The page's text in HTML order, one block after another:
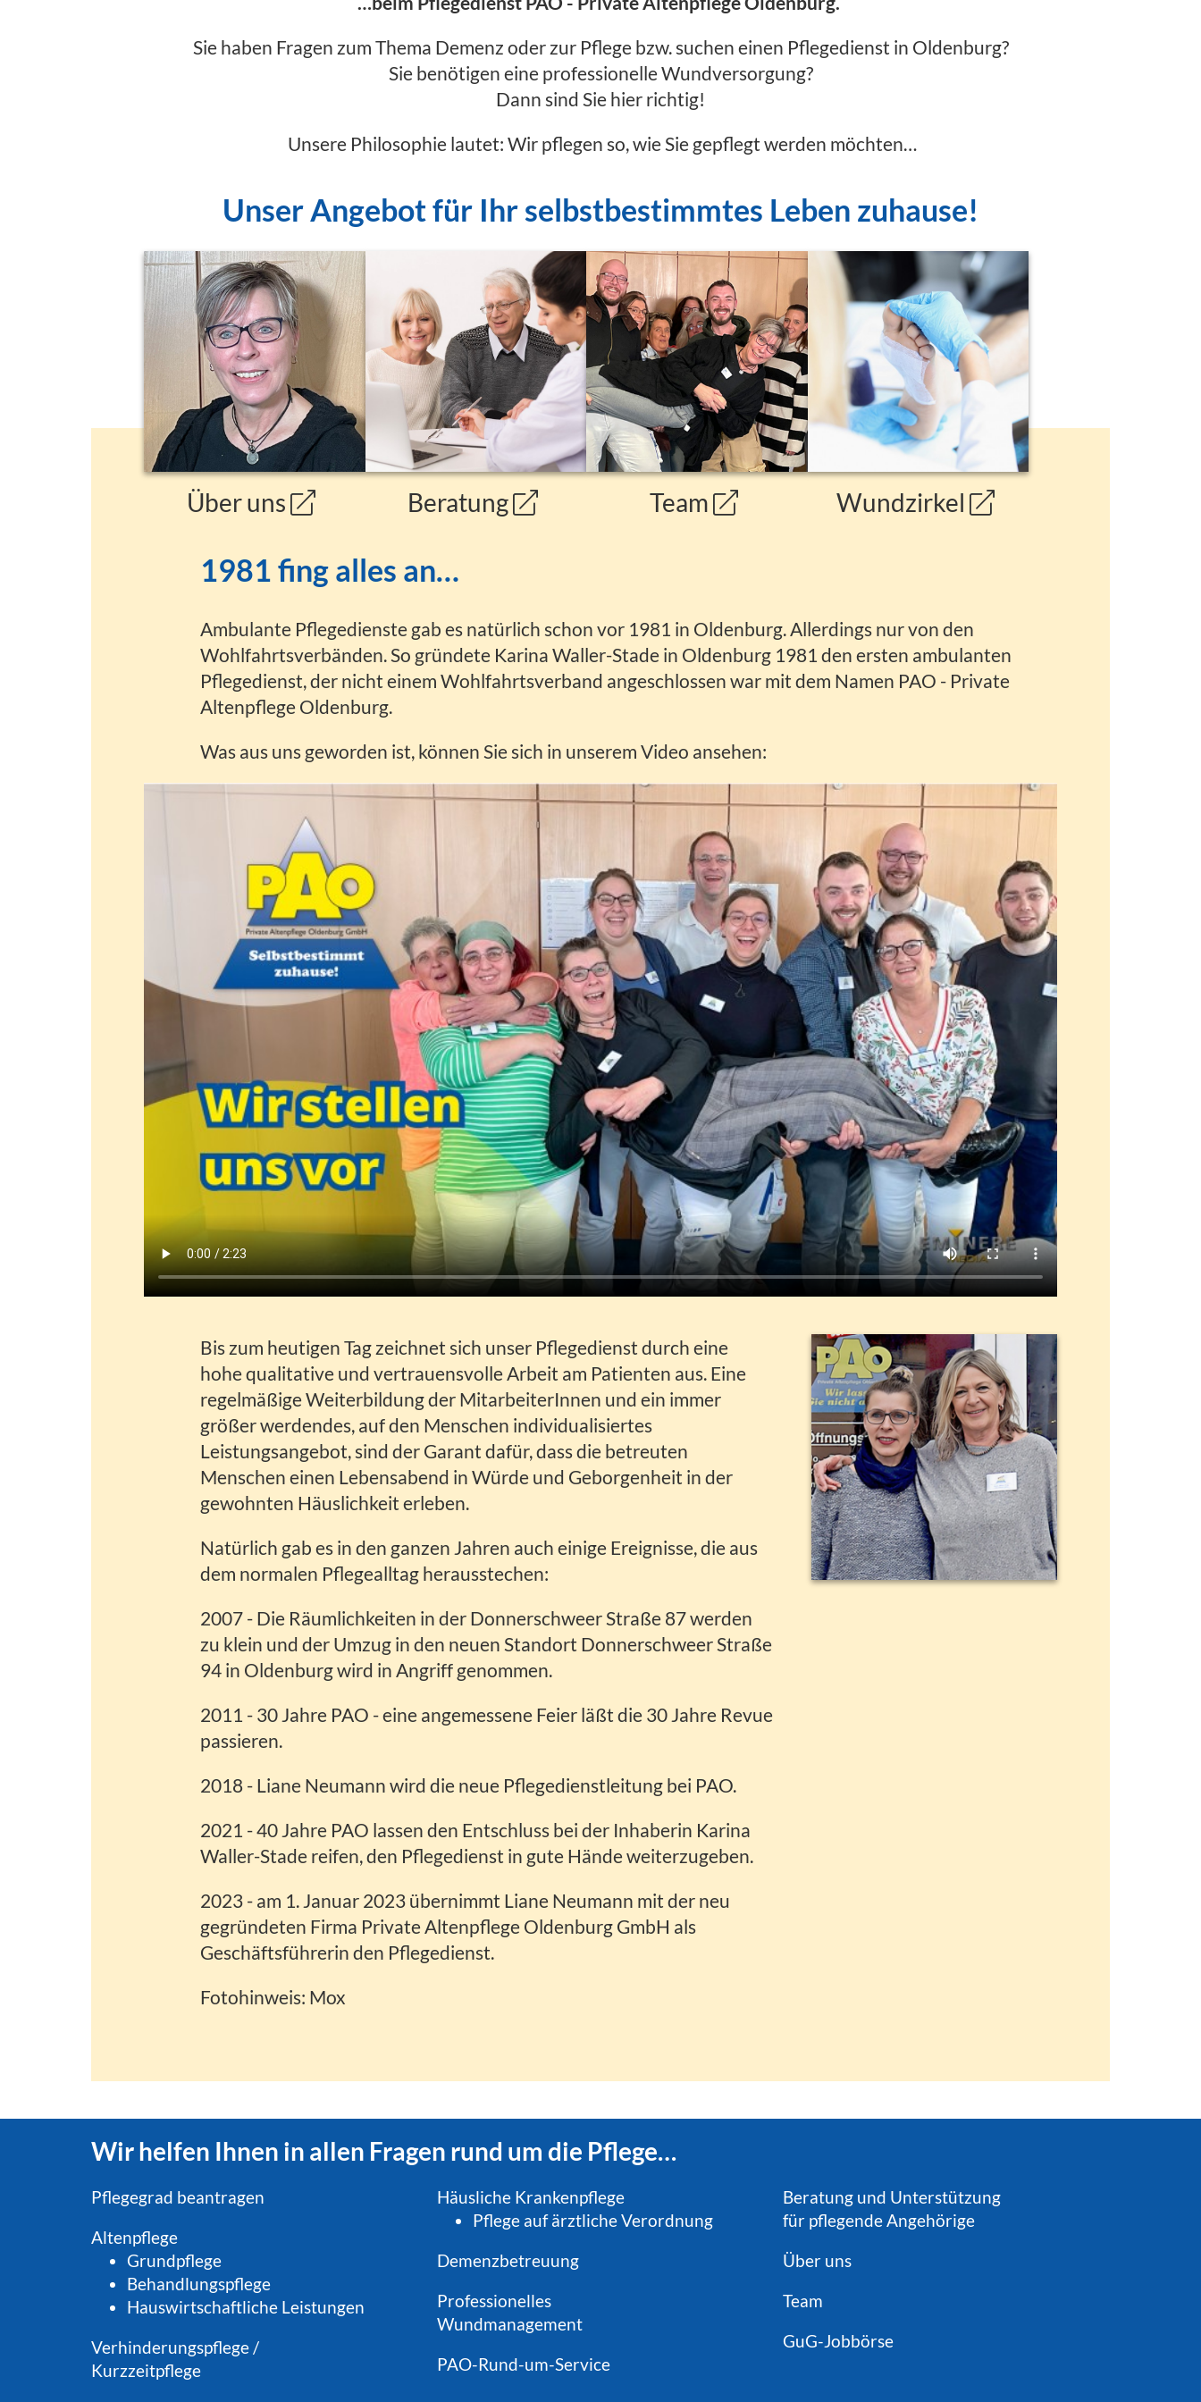
Sie haben Fragen zum Thema Demenz oder zur Pflege bzw. suchen einen Pflegedienst in Oldenburg?
Sie benötigen eine professionelle Wundversorgung?
Dann sind Sie hier richtig!
Unsere Philosophie lautet: Wir pflegen so, wie Sie gepflegt werden möchten…
Unser Angebot für Ihr selbstbestimmtes Leben zuhause!
Über uns Beratung Team Wundzirkel
1981 fing alles an…
Ambulante Pflegedienste gab es natürlich schon vor 1981 in Oldenburg. Allerdings nur von den
Wohlfahrtsverbänden. So gründete Karina Waller-Stade in Oldenburg 1981 den ersten ambulanten
Pflegedienst, der nicht einem Wohlfahrtsverband angeschlossen war mit dem Namen PAO - Private
Altenpflege Oldenburg.
Was aus uns geworden ist, können Sie sich in unserem Video ansehen:
Bis zum heutigen Tag zeichnet sich unser Pflegedienst durch eine
hohe qualitative und vertrauensvolle Arbeit am Patienten aus. Eine
regelmäßige Weiterbildung der MitarbeiterInnen und ein immer
größer werdendes, auf den Menschen individualisiertes
Leistungsangebot, sind der Garant dafür, dass die betreuten
Menschen einen Lebensabend in Würde und Geborgenheit in der
gewohnten Häuslichkeit erleben.
Natürlich gab es in den ganzen Jahren auch einige Ereignisse, die aus
dem normalen Pflegealltag herausstechen:
2007 - Die Räumlichkeiten in der Donnerschweer Straße 87 werden
zu klein und der Umzug in den neuen Standort Donnerschweer Straße
94 in Oldenburg wird in Angriff genommen.
2011 - 30 Jahre PAO - eine angemessene Feier läßt die 30 Jahre Revue
passieren.
2018 - Liane Neumann wird die neue Pflegedienstleitung bei PAO.
2021 - 40 Jahre PAO lassen den Entschluss bei der Inhaberin Karina
Waller-Stade reifen, den Pflegedienst in gute Hände weiterzugeben.
2023 - am 1. Januar 2023 übernimmt Liane Neumann mit der neu
gegründeten Firma Private Altenpflege Oldenburg GmbH als
Geschäftsführerin den Pflegedienst.
Fotohinweis: Mox
Wir helfen Ihnen in allen Fragen rund um die Pflege…
Pflegegrad beantragen
Altenpflege
Grundpflege
Behandlungspflege
Hauswirtschaftliche Leistungen
Verhinderungspflege/
Kurzzeitpflege
Häusliche Krankenpflege
Pflege auf ärztliche Verordnung
Demenzbetreuung
Professionelles
Wundmanagement
PAO-Rund-um-Service
Beratung und Unterstützung
für pflegende Angehörige
Über uns
Team
GuG-Jobbörse